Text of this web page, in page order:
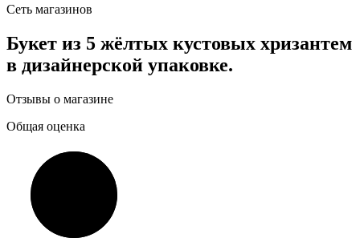
Сеть магазинов
Букет из 5 жёлтых кустовых хризантем
в дизайнерской упаковке.
Отзывы о магазине
Общая оценка